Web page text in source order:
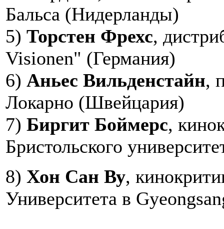
Бальса (Нидерланды)
5) Торстен Фрехс,
Visionen" (Германия)
6) Аньес Вильденстайн,
Локарно (Швейцария)
7) Биргит Боймерс,
Бристольского
8) Хон Сан Ву,
Университета в